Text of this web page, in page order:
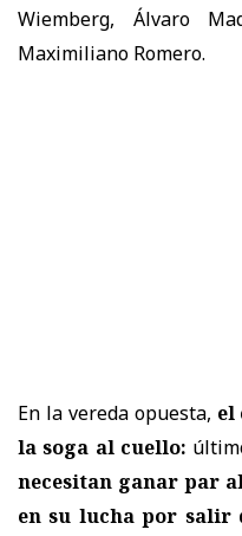
Wiemberg, Álvaro
Maximiliano Romero.
En la vereda opuesta, el
la soga al cuello:
necesitan ganar par
en su lucha por salir